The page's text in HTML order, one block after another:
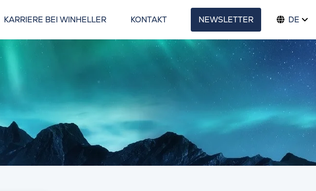
KARRIERE BEI WINHELLER KONTAKT NEWSLETTER DE